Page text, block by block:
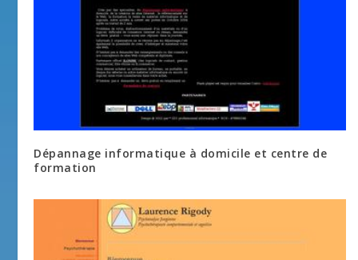
Dépannage informatique à domicile et centre de
formation